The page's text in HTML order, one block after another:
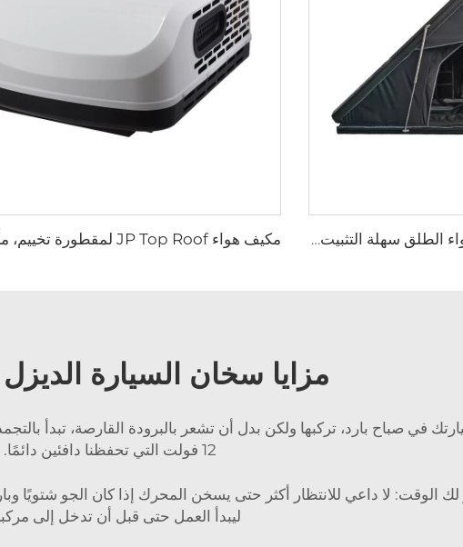
جي بي الخيمة الجديدة في الهواء الطلق سهلة التثبيت الألومنيوم كلامشيل سيارات الأجرة 3 شخص خيمة سطحية أستراليا خيمة سطحية صلبة
مزايا سخان السيارة الديزل 12 فولت
في صباح بارد، تركبها ولكن بدل أن تشعر بالبرودة القارصة، تبدأ
12 فولت التي تحفظنا دافئين دائمًا.
ليبدأ العمل حتى قبل أن تدخل إلى